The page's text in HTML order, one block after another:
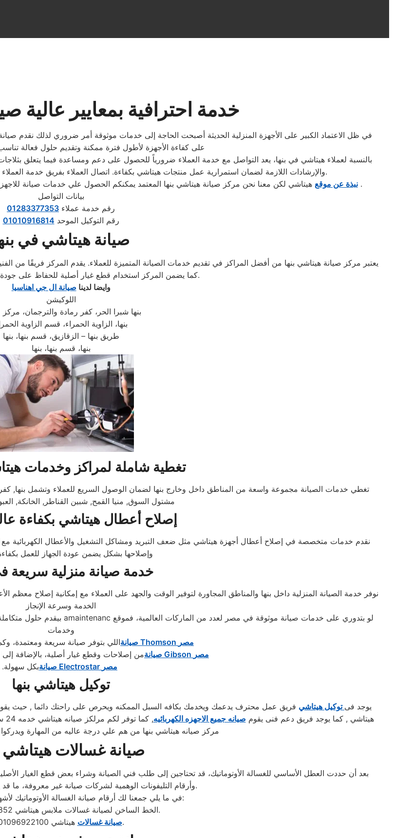
خدمة احترافية بمعايير عالية
في ظل الاعتماد الكبير على الأجهزة المنزلية الحديثة أصبحت الحاجة إلى خدمات موثوقة أمر ضروري لذلك نقدم
على كفاءة الأجهزة لأطول فترة ممكنة وتقديم حلول فعالة
بالنسبة لعملاء هيتاشي في بنها، يعد التواصل مع خدمة العملاء ضرورياً للحصول على دعم ومساعدة فيما يتعلق
والإرشادات اللازمة لضمان استمرارية عمل منتجات هيتاشي بكفاءة. اتصال العملاء بفريق خدمة العملاء يعتبر جسراً لحل المشكلات التقنية والاستفسارات بسرعة وكفاءة.
نبذة عن موقع هيتاشي لكن معنا نحن مركز صيانة هيتاشي بنها المعتمد يمكنكم الحصول علي خدمات صيانة
.
بيانات التواصل
رقم خدمة عملاء 01283377353
رقم التوكيل الموحد 01010916814
صيانة هيتاشي في
يعتبر مركز صيانة هيتاشي بنها من أفضل المراكز في تقديم خدمات الصيانة المتميزة للعملاء. يقدم المركز فريقًا من
كما يضمن المركز استخدام قطع غيار أصلية للحفاظ على جودة الأداء وطول عمر الجهاز.
وايضا لدينا صيانة ال جي اهناسيا
اللوكيشن
بنها شبرا الحر، كفر رمادة والترجمان،
بنها، الزاوية الحمراء، قسم الزاوية
طريق بنها – الزقازيق، قسم بنها، بنها
بنها، قسم بنها، بنها
تغطية شاملة لمراكز وخدمات
تغطي خدمات الصيانة مجموعة واسعة من المناطق داخل وخارج بنها لضمان الوصول السريع للعملاء وتشمل بنها, كفر
مشتول السوق, منيا القمح, شبين القناطر, الخانكة,
إصلاح أعطال هيتاشي بكفاءة
نقدم خدمات متخصصة في إصلاح أعطال أجهزة هيتاشي مثل ضعف التبريد ومشاكل التشغيل والأعطال الكهربائية
وإصلاحها بشكل يضمن عودة الجهاز للعمل
خدمة صيانة منزلية سريعة
نوفر خدمة الصيانة المنزلية داخل بنها والمناطق المجاورة لتوفير الوقت والجهد على العملاء مع إمكانية
الخدمة وسرعة الإنجاز
لو بتدوري على خدمات صيانة موثوقة في مصر لعدد من الماركات العالمية، فموقع amaintenanc بيقدم حلول
وخدمات
صيانة Thomson مصر
اللي بتوفر صيانة سريعة ومعتمدة،
صيانة Gibson مصر
من إصلاحات وقطع غيار أصلية، بالإضافة
صيانة Electrostar مصر بكل سهولة.
توكيل هيتاشي بنها
يوجد فى توكيل هيتاشي فريق عمل محترف يدعمك ويخدمك بكافه السبل الممكنه ويحرص على راحتك دائما , حيث
هيتاشي , كما يوجد فريق دعم فنى يقوم صيانه جميع الاجهزه الكهربائيه
,
مركز صيانه هيتاشي بنها من هم علي درجة عاليه من المهارة ويدركوا
صيانة غسالات هيتاشي
بعد أن حددت العطل الأساسي للغسالة الأوتوماتيك، قد تحتاجين إلى طلب فني الصيانة وشراء بعض قطع الغيار
وأرقام التليفونات الوهمية لشركات صيانة غير معروفة، ما قد يعرضك لعمليات النصب.
في ما يلي جمعنا لك أرقام صيانة الغسالة الأوتوماتيك لأشهر الماركات في بنها:
الخط الساخن لصيانة غسالات ملابس هيتاشي 01210999852.
صيانة غسالاتهيتاشي 01096922100.